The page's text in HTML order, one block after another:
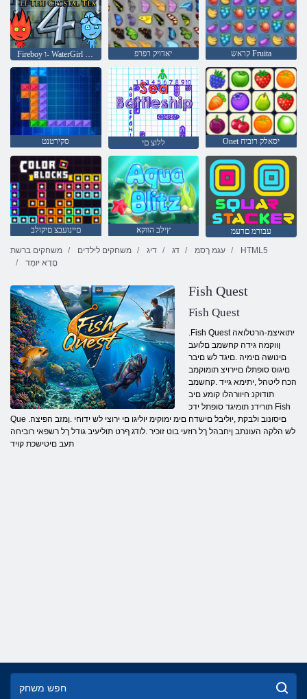
Fireboy ו- WaterGirl 4: Temple Crystal יאדויק רפרפ קראש Fruita
סקירטנט ללוצ םי Onet יסאלק רוביח
םיינועבצ םיקולב ץילב הווקא
עבורמ םרעמ
משחקים ברשת
משחקים לילדים דיג דג עגמ ךסמ
HTML5
םָדָא יּומְד
Fish Quest
Fish Quest
.Fish Quest יתואיצמ-הרטלואה
ןווקמה גידה קחשמב םלועב
םינושה םימיה .םיגד לש םיבר
םיגוס סופתלו םיירויצ תומוקמב
הכח ליטהל ,יתימא גייד .קחשמב
תודוקנ חיוורהלו קומע םיב
תורידנ תומיגד סופתל ידכ Fish
Que .םיסונוב ולבקת ,יוליבל םישדח םימ ימוקימ יוליגו םי ירוצי לש ידוחי .ןמזב הפיצה
לש הלקה העונתב ןיחבהל ךל רוזעי בוט זוכיר .לודג ףרט תוליעיב גודל ךל רשפאי רוביחה
תעב םיטישכת קויד